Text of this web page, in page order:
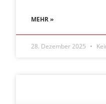
MEHR »
28. Dezember 2025